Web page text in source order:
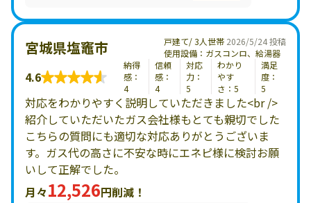
2026/5/24 投稿
宮城県塩竈市
戸建て/ 3人世帯
使用設備：ガスコンロ、給湯器
4.6
納得
感：
4
信頼
感：
4
対応
力：
5
わかり
やす
さ：5
満足
度：
5
対応をわかりやすく説明していただきました<br />
紹介していただいたガス会社様もとても親切でした
こちらの質問にも適切な対応ありがとうございま
す。ガス代の高さに不安な時にエネピ様に検討お願
いして正解でした。
月々12,526円削減！